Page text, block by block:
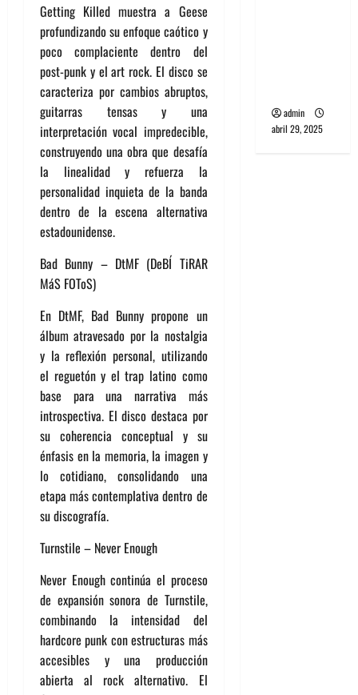
Getting Killed muestra a Geese
profundizando su enfoque caótico y
poco complaciente dentro del
post-punk y el art rock. El disco se
caracteriza por cambios abruptos,
guitarras tensas y una
interpretación vocal impredecible,
construyendo una obra que desafía
la linealidad y refuerza la
personalidad inquieta de la banda
dentro de la escena alternativa
estadounidense.
Bad Bunny – DtMF (DeBÍ TiRAR
MáS FOToS)
En DtMF, Bad Bunny propone un
álbum atravesado por la nostalgia
y la reflexión personal, utilizando
el reguetón y el trap latino como
base para una narrativa más
introspectiva. El disco destaca por
su coherencia conceptual y su
énfasis en la memoria, la imagen y
lo cotidiano, consolidando una
etapa más contemplativa dentro de
su discografía.
Turnstile – Never Enough
Never Enough continúa el proceso
de expansión sonora de Turnstile,
combinando la intensidad del
hardcore punk con estructuras más
accesibles y una producción
abierta al rock alternativo. El
admin
abril 29, 2025